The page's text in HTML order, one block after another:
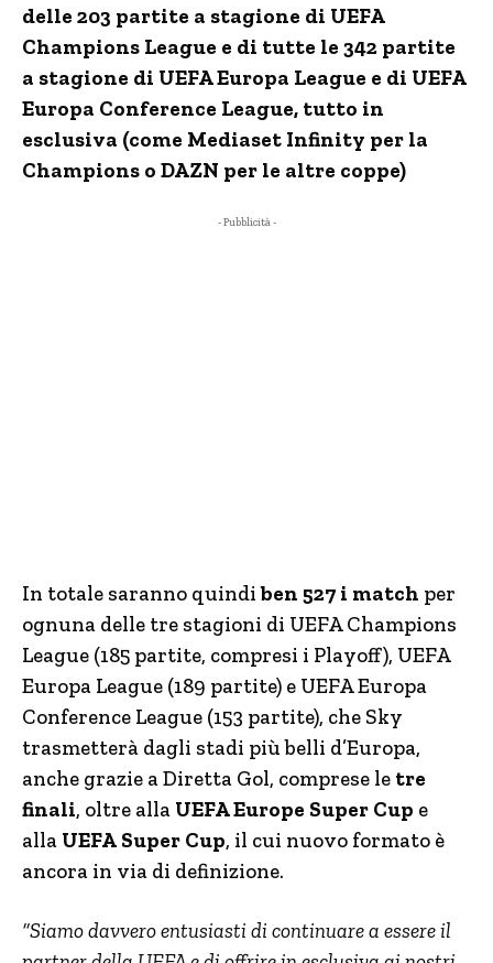
delle 203 partite a stagione di UEFA
Champions League e di tutte le 342 partite
a stagione di UEFA Europa League e di UEFA
Europa Conference League, tutto in
esclusiva (come Mediaset Infinity per la
Champions o DAZN per le altre coppe)
- Pubblicità -
In totale saranno quindiben 527 i match per
ognuna delle tre stagioni di UEFA Champions
League (185 partite, compresi i Playoff), UEFA
Europa League (189 partite) e UEFA Europa
Conference League (153 partite), che Sky
trasmetterà dagli stadi più belli d’Europa,
anche grazie a Diretta Gol, comprese le tre
finali, oltre alla UEFA Europe Super Cup e
alla UEFA Super Cup, il cui nuovo formato è
ancora in via di definizione.
“Siamo davvero entusiasti di continuare a essere il